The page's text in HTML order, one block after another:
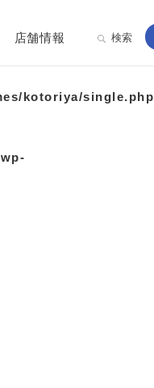
店舗情報 検索
kotoriya/single.php